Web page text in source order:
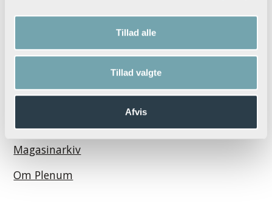
Tillad alle
Tillad valgte
Afvis
Vil du være anmelder?
Podcast
Magasinarkiv
Om Plenum